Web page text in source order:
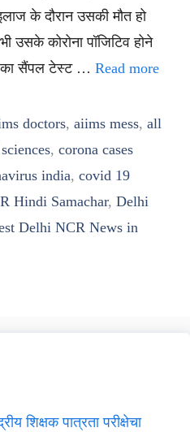
के दौरान उसकी मौत हो
कोरोना पॉजिटिव होने
का सैंपल टेस्ट … Read more
doctors, aiims mess, all
, corona cases
india, covid 19
Hindi Samachar, Delhi
Delhi NCR News in
शिक्षक पात्रता परीक्षेचा